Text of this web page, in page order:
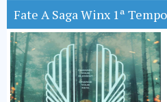
Fate A Saga Winx 1ª